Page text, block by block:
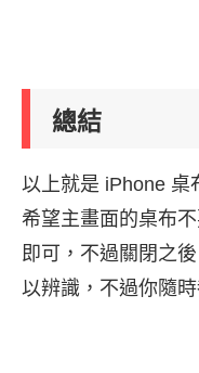
總結
以上就是 iPhone 桌
希望主畫面的桌布
即可，不過關閉之
以辨識，不過你隨